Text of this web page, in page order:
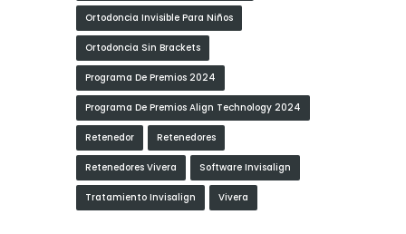
Ortodoncia Invisible Para Niños
Ortodoncia Sin Brackets
Programa De Premios 2024
Programa De Premios Align Technology 2024
Retenedor Retenedores
Retenedores Vivera Software Invisalign
Tratamiento Invisalign Vivera